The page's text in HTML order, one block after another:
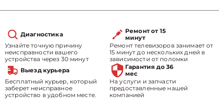
Диагностика
Узнайте точную причину
неисправности вашего
устройства через 30 минут
Ремонт от 15
минут
Ремонт телевизоров занимает от
15 минут до нескольких дней в
зависимости от поломки
Выезд курьера
Бесплатный курьер, который
заберет неисправное
устройство в удобном месте.
Гарантия до 36
мес
На услуги и запчасти
предоставленные нашей
компанией